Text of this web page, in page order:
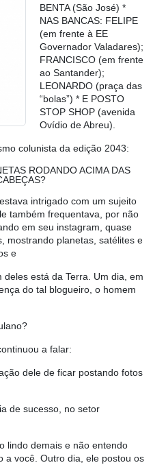
BENTA (São José) *
NAS BANCAS: FELIPE
(em frente à EE
Governador Valadares);
FRANCISCO (em frente
ao Santander);
LEONARDO (praça das
“bolas”) * E POSTO
STOP SHOP (avenida
Ovídio de Abreu).
colunista da edição 2043:
RODANDO ACIMA DAS
intrigado com um sujeito
também frequentava, por não
em seu instagram, quase
mostrando planetas, satélites e
e
está da Terra. Um dia, em
do tal blogueiro, o homem
a falar:
dele de ficar postando fotos
de sucesso, no setor
lindo demais e não entendo
a você. Outro dia, ele postou os